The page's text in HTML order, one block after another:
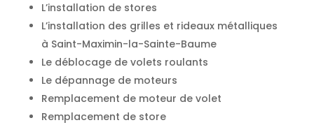
L’installation de stores
L’installation des grilles et rideaux métalliques
à Saint-Maximin-la-Sainte-Baume
Le déblocage de volets roulants
Le dépannage de moteurs
Remplacement de moteur de volet
Remplacement de store